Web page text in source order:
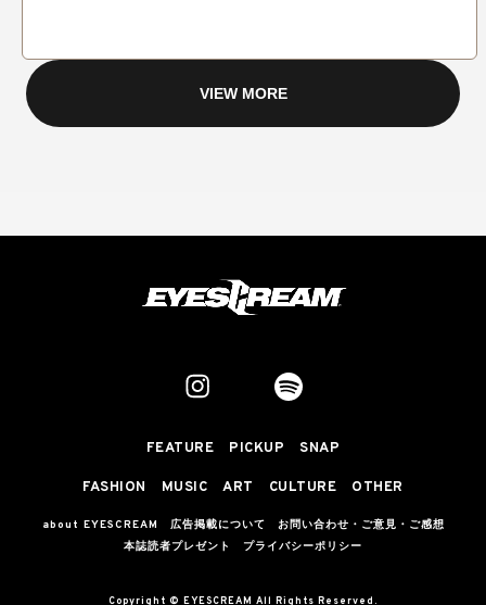
VIEW MORE
FEATURE PICKUP SNAP
FASHION MUSIC ART CULTURE OTHER
about EYESCREAM 広告掲載について
お問い合わせ・ご意見・ご感想
本誌読者プレゼント
プライバシーポリシー
Copyright © EYESCREAM All Rights Reserved.